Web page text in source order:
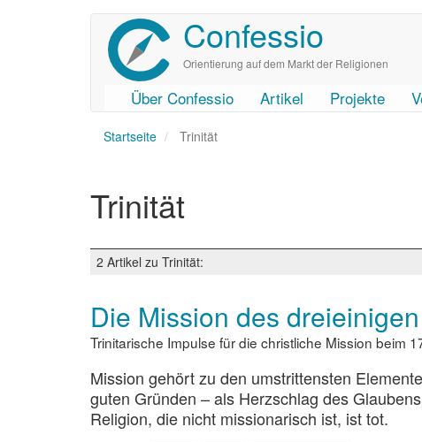
Confessio
Orientierung auf dem Markt der Religionen
User
account
Main
navigation
Über Confessio Artikel Projekte
Startseite Trinität
Trinität
2 Artikel zu Trinität:
Die Mission des
Trinitarische Impulse für die christliche Mission beim
Mission gehört zu den umstrittensten
guten Gründen – als Herzschlag des
Religion, die nicht missionarisch ist, ist tot.